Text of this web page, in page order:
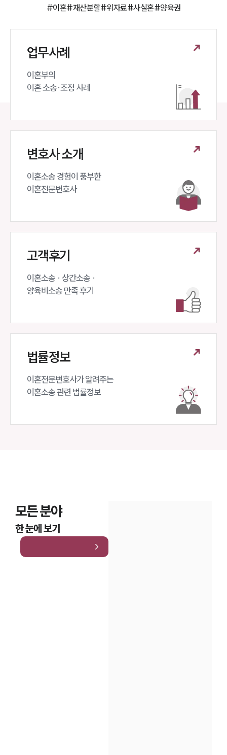
#이혼#재산분할#위자료#사실혼#양육권
업무사례
이혼부의
이혼 소송·조정 사례
변호사 소개
이혼소송 경험이 풍부한
이혼전문변호사
고객후기
이혼소송 · 상간소송 ·
양육비소송 만족 후기
법률정보
이혼전문변호사가 알려주는
이혼소송 관련 법률정보
모든 분야
한 눈에 보기